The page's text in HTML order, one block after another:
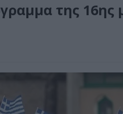
της 16ης